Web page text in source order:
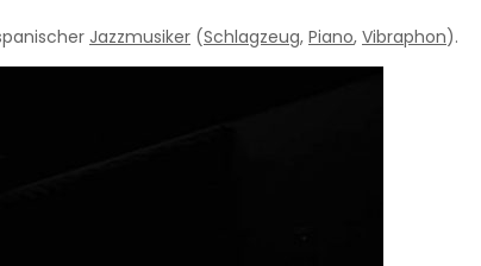
Jazzmusiker (Schlagzeug, Piano, Vibraphon).